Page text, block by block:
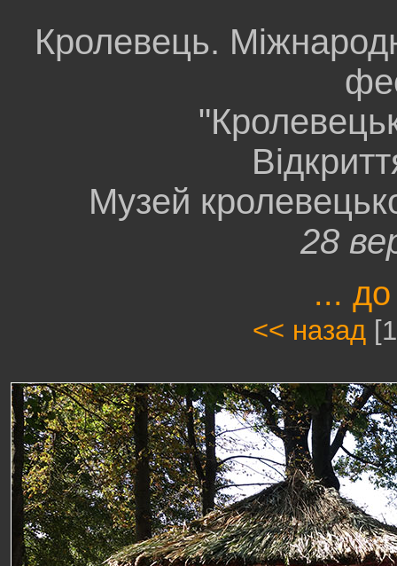
Кролевець.
Музей
28
... до
<< назад